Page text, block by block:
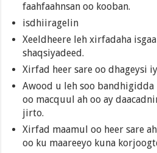
faahfaahnsan oo kooban.
isdhiiragelin
Xeeldheere leh xirfadaha
shaqsiyadeed.
Xirfad heer sare oo dhageysi
Awood u leh soo bandhigidda
oo macquul ah oo ay
jirto.
Xirfad maamul oo heer sare
oo ku maareeyo kuna